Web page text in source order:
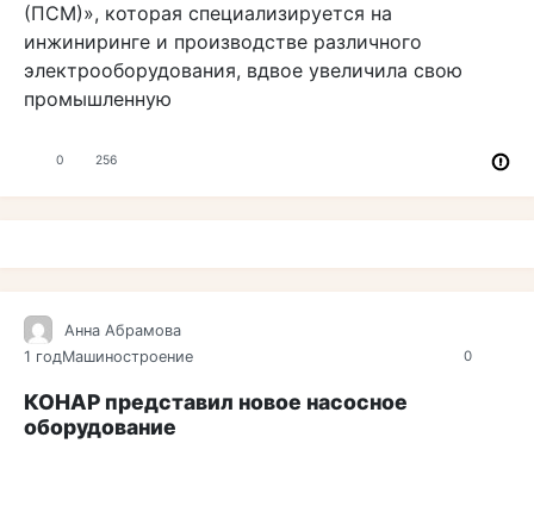
(ПСМ)», которая специализируется на
инжиниринге и производстве различного
электрооборудования, вдвое увеличила свою
промышленную
0 256
0
Анна Абрамова
1 годМашиностроение
КОНАР представил новое насосное
оборудование